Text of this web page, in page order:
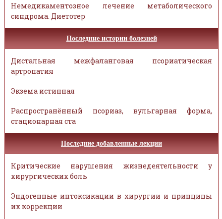
Немедикаментозное лечение метаболического
синдрома. Диетотер
Последние истории болезней
Дистальная межфаланговая псориатическая
артропатия
Экзема истинная
Распространённый псориаз, вульгарная форма,
стационарная ста
Последние добавленные лекции
Критические нарушения жизнедеятельности у
хирургических боль
Эндогенные интоксикации в хирургии и принципы
их коррекции